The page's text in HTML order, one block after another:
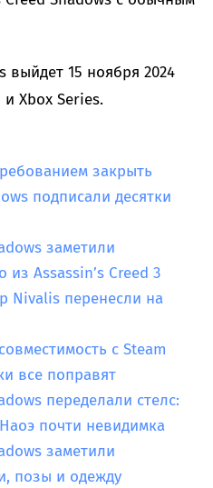
выйдет 15 ноября 2024
и Xbox Series.
закрыть
подписали десятки
заметили
Assassin’s Creed 3
Nivalis перенесли на
с Steam
все поправят
переделали стелс:
почти невидимка
заметили
позы и одежду